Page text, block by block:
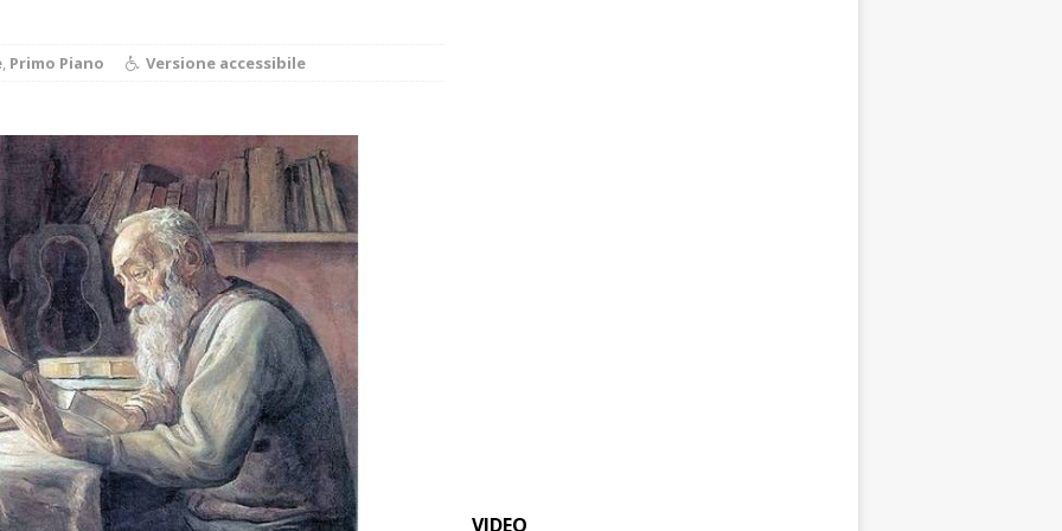
Palio di Asti, Andrea Calamassi confermato mossiere per
Nidi comunali: coinvolti 77 Comuni piemontesi, dalla Regione
per ampliare gli orari dei servizi a parità di tariffa
Siccità in Piemonte, Confagricoltura stima danni per 2 miliardi
Sanità Piemonte, Gribaudo: «I cittadini pagano l’inefficienza»
Piemonte punta sull’automotive con le Aree di Accelerazione
, Primo Piano Versione accessibile
VIDEO